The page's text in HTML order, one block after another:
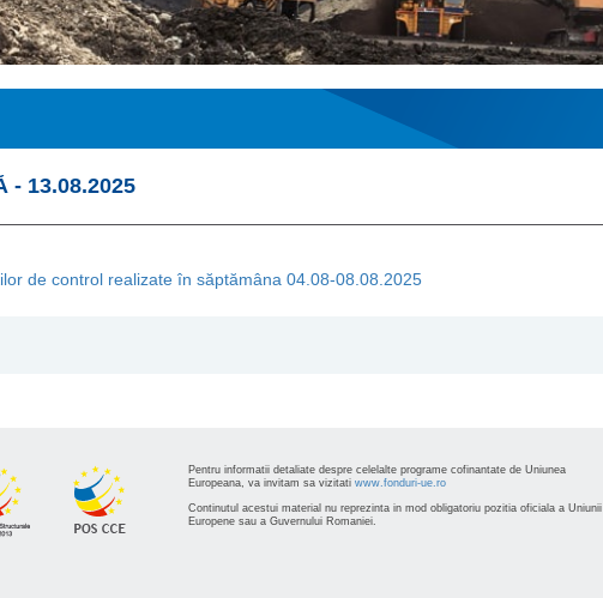
- 13.08.2025
de control realizate în săptămâna 04.08-08.08.2025
Pentru informatii detaliate despre celelalte programe cofinantate de Uniunea
Europeana, va invitam sa vizitati www.fonduri-ue.ro
Continutul acestui material nu reprezinta in mod obligatoriu pozitia oficiala a Uniunii
Europene sau a Guvernului Romaniei.